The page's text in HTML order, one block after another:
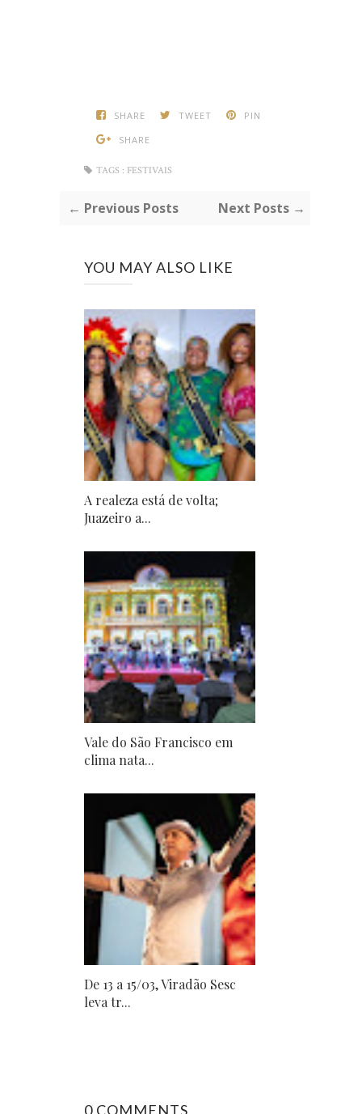
SHARE TWEET
PIN
SHARE
TAGS : FESTIVAIS
← Previous Posts Next Posts →
YOU MAY ALSO LIKE
A realeza está de volta;
Juazeiro a...
Vale do São Francisco em
clima nata...
De 13 a 15/03, Viradão Sesc
leva tr...
0 COMMENTS